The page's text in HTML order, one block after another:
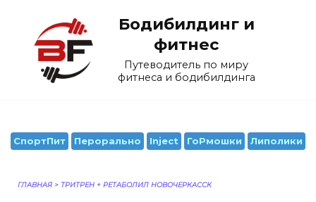
содержанию
Бодибилдинг и
фитнес
Путеводитель по миру
фитнеса и бодибилдинга
СпортПит Перорально Inject ГоРмошки Липолики
ГЛАВНАЯ > ТРИТРЕН + РЕТАБОЛИЛ НОВОЧЕРКАССК